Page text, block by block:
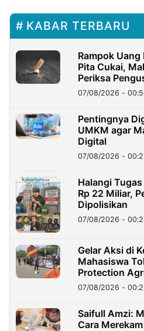
KABAR TERBARU
Rampok
Pita Cukai,
Periksa
07/08/2026 -
Pentingnya
UMKM agar
Digital
07/08/2026 -
Halangi
Rp 22 Miliar,
Dipolisikan
07/08/2026 -
Gelar Aksi di
Mahasiswa
Protection
Kedaulatan
07/08/2026 -
Saifull Amzi:
Cara